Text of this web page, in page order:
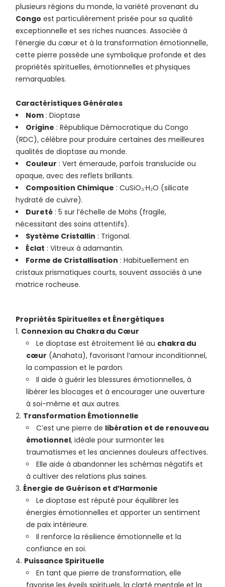
plusieurs régions du monde, la variété provenant du
Congo est particulièrement prisée pour sa qualité
exceptionnelle et ses riches nuances. Associée à
l’énergie du cœur et à la transformation émotionnelle,
cette pierre possède une symbolique profonde et des
propriétés spirituelles, émotionnelles et physiques
remarquables.
Caractéristiques Générales
Nom : Dioptase
Origine : République Démocratique du Congo
(RDC), célèbre pour produire certaines des meilleures
qualités de dioptase au monde.
Couleur : Vert émeraude, parfois translucide ou
opaque, avec des reflets brillants.
Composition Chimique : CuSiO₃·H₂O (silicate
hydraté de cuivre).
Dureté : 5 sur l’échelle de Mohs (fragile,
nécessitant des soins attentifs).
Système Cristallin : Trigonal.
Éclat : Vitreux à adamantin.
Forme de Cristallisation : Habituellement en
cristaux prismatiques courts, souvent associés à une
matrice rocheuse.
Propriétés Spirituelles et Énergétiques
Connexion au Chakra du Cœur
Le dioptase est étroitement lié au chakra du
cœur (Anahata), favorisant l’amour inconditionnel,
la compassion et le pardon.
Il aide à guérir les blessures émotionnelles, à
libérer les blocages et à encourager une ouverture
à soi-même et aux autres.
Transformation Émotionnelle
C’est une pierre de libération et de renouveau
émotionnel, idéale pour surmonter les
traumatismes et les anciennes douleurs affectives.
Elle aide à abandonner les schémas négatifs et
à cultiver des relations plus saines.
Énergie de Guérison et d’Harmonie
Le dioptase est réputé pour équilibrer les
énergies émotionnelles et apporter un sentiment
de paix intérieure.
Il renforce la résilience émotionnelle et la
confiance en soi.
Puissance Spirituelle
En tant que pierre de transformation, elle
favorise les éveils spirituels, la clarté mentale et la